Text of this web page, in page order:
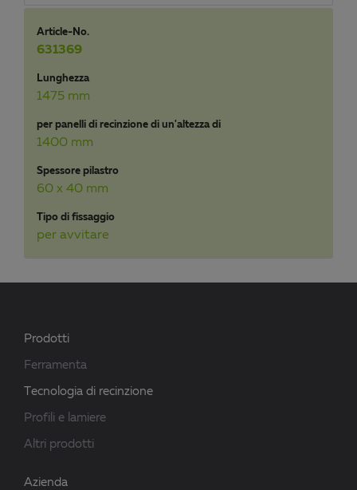
Article-No.
631369
Lunghezza
1475 mm
per panelli di recinzione di un'altezza di
1400 mm
Spessore pilastro
60 x 40 mm
Tipo di fissaggio
per avvitare
Prodotti
Ferramenta
Tecnologia di recinzione
Profili e lamiere
Altri prodotti
Azienda